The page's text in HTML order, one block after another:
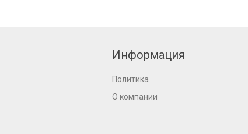
Информация
Политика
О компании